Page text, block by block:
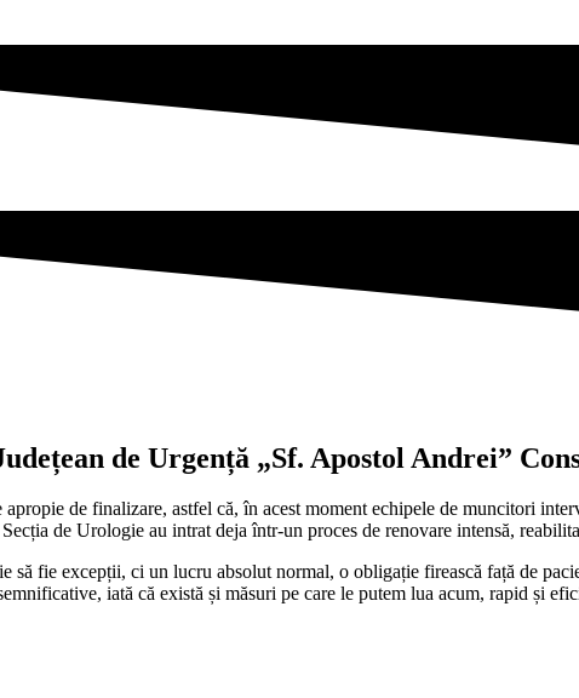
de Urgență „Sf. Apostol Andrei”
de finalizare, astfel că, în acest moment echipele de muncitori
de Urologie au intrat deja într-un proces de renovare intensă,
să fie excepții, ci un lucru absolut normal, o obligație firească față de
iată că există și măsuri pe care le putem lua acum, rapid și